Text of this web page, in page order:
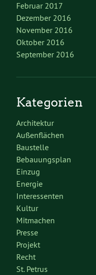
Februar 2017
Dezember 2016
November 2016
Oktober 2016
September 2016
Kategorien
Architektur
Außenflächen
Baustelle
Bebauungsplan
Einzug
Energie
Interessenten
Kultur
Mitmachen
Presse
Projekt
Recht
St. Petrus